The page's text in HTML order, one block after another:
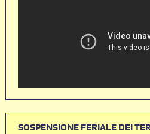
SOSPENSIONE FERIALE DEI